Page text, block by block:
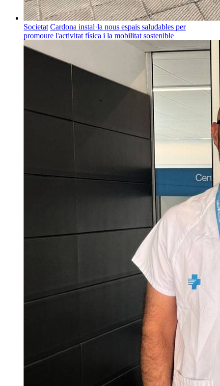
Societat Cardona instal·la nous espais saludables per
promoure l'activitat física i la mobilitat sostenible